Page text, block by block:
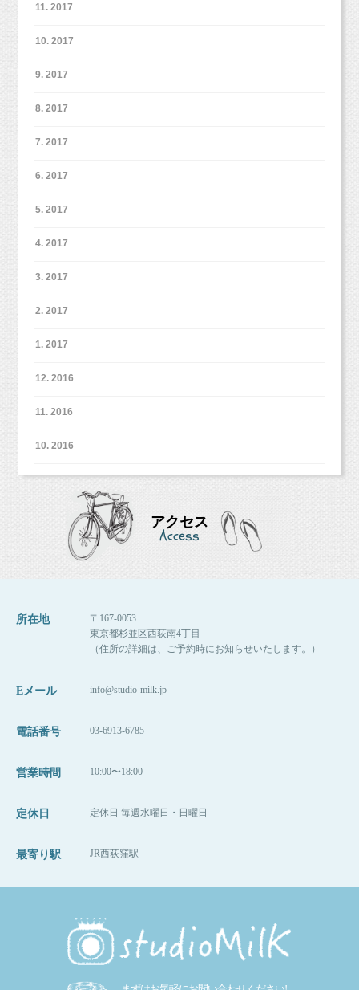
11. 2017
10. 2017
9. 2017
8. 2017
7. 2017
6. 2017
5. 2017
4. 2017
3. 2017
2. 2017
1. 2017
12. 2016
11. 2016
10. 2016
アクセス
Access
所在地
〒167-0053
東京都杉並区西荻南4丁目
（住所の詳細は、ご予約時にお知らせいたします。）
Eメール info@studio-milk.jp
電話番号 03-6913-6785
営業時間 10:00〜18:00
定休日 定休日 毎週水曜日・日曜日
最寄り駅 JR西荻窪駅